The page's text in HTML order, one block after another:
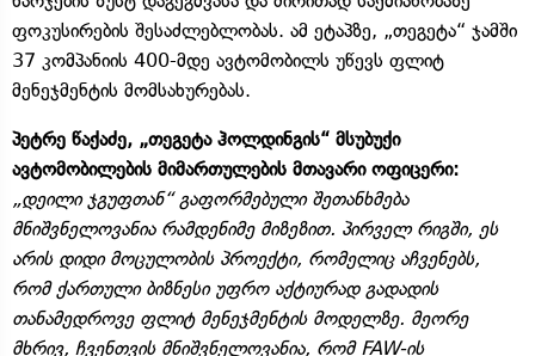
ფოკუსირების შესაძლებლობას. ამ ეტაპზე, „თეგეტა“ ჯამში
37 კომპანიის 400-მდე ავტომობილს უწევს ფლიტ
მენეჯმენტის მომსახურებას.
პეტრე წაქაძე, „თეგეტა ჰოლდინგის“ მსუბუქი
ავტომობილების მიმართულების მთავარი ოფიცერი:
„დეილი ჯგუფთან“ გაფორმებული შეთანხმება
მნიშვნელოვანია რამდენიმე მიზეზით. პირველ რიგში, ეს
არის დიდი მოცულობის პროექტი, რომელიც აჩვენებს,
რომ ქართული ბიზნესი უფრო აქტიურად გადადის
თანამედროვე ფლიტ მენეჯმენტის მოდელზე. მეორე
მხრივ, ჩვენთვის მნიშვნელოვანია, რომ FAW-ის